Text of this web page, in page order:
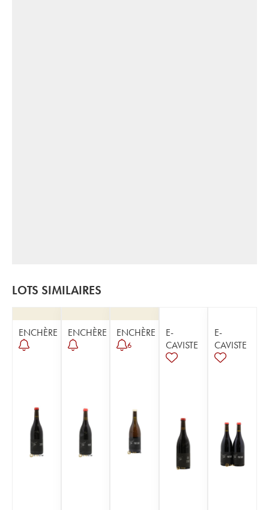
LOTS SIMILAIRES
ENCHÈRE ENCHÈRE ENCHÈRE
6
E-
CAVISTE
E-
CAVISTE